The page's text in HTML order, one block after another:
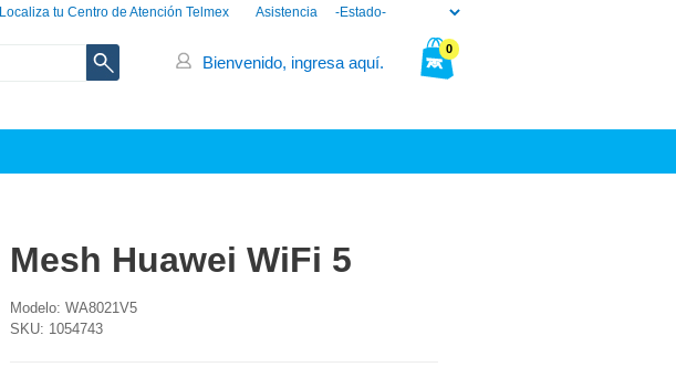
Asistencia
Localiza tu Centro de Atención Telmex
0
Bienvenido, ingresa aquí.
Mesh Huawei WiFi 5
Modelo: WA8021V5
SKU: 1054743